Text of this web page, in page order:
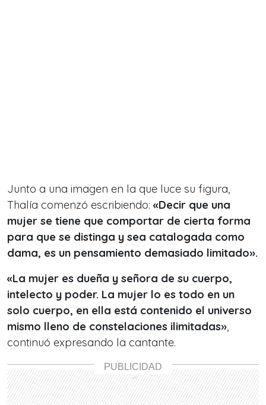
Junto a una imagen en la que luce su figura,
Thalía comenzó escribiendo: «Decir que una
mujer se tiene que comportar de cierta forma
para que se distinga y sea catalogada como
dama, es un pensamiento demasiado limitado».
«La mujer es dueña y señora de su cuerpo,
intelecto y poder. La mujer lo es todo en un
solo cuerpo, en ella está contenido el universo
mismo lleno de constelaciones ilimitadas»,
continuó expresando la cantante.